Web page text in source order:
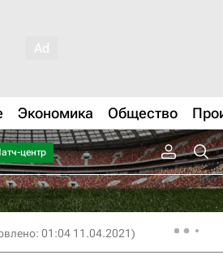
Экономика Общество
центр
01:04 11.04.2021)